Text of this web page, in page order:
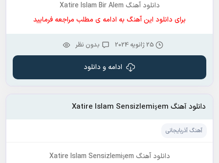
دانلود آهنگ Xatire Islam Bir Alem
برای دانلود این آهنگ به ادامه ی مطلب مراجعه فرمایید
25 ژانویه 2024 بدون نظر
ادامه و دانلود
دانلود آهنگ Xatire Islam Sensizlemişem
آهنگ آذربایجانی
دانلود آهنگ Xatire Islam Sensizlemişem